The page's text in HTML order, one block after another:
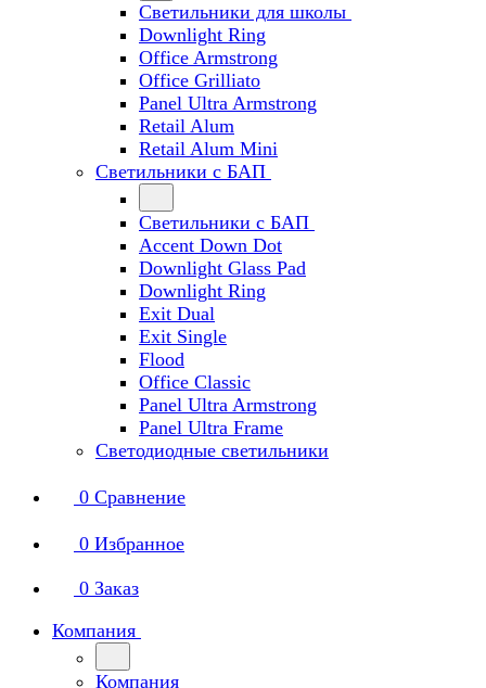
Светильники для школы
Downlight Ring
Office Armstrong
Office Grilliato
Panel Ultra Armstrong
Retail Alum
Retail Alum Mini
Светильники с БАП
Светильники с БАП
Accent Down Dot
Downlight Glass Pad
Downlight Ring
Exit Dual
Exit Single
Flood
Office Classic
Panel Ultra Armstrong
Panel Ultra Frame
Светодиодные светильники
0 Сравнение
0 Избранное
0 Заказ
Компания
Компания